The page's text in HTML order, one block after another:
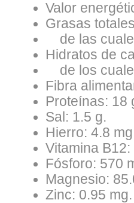
Valor
Grasas
de las
Hidratos de
de los
Fibra
Proteínas: 18
Sal: 1.5 g.
Hierro: 4.8
Vitamina B12:
Fósforo: 570
Magnesio:
Zinc: 0.95 mg.